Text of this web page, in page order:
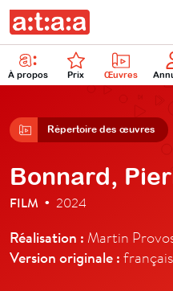
À propos Prix Œuvres
Répertoire des œuvres
Bonnard,
FILM • 2024
Réalisation : Martin
Version originale : français